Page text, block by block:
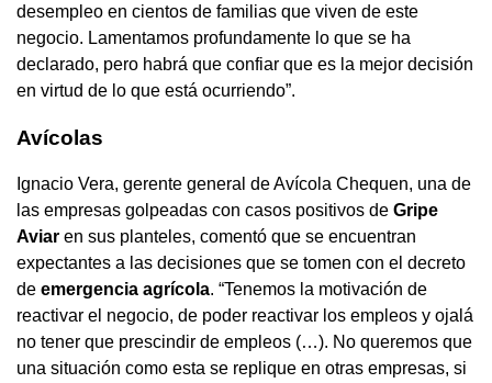
desempleo en cientos de familias que viven de este
negocio. Lamentamos profundamente lo que se ha
declarado, pero habrá que confiar que es la mejor decisión
en virtud de lo que está ocurriendo”.
Avícolas
Ignacio Vera, gerente general de Avícola Chequen, una de
las empresas golpeadas con casos positivos de Gripe
Aviar en sus planteles, comentó que se encuentran
expectantes a las decisiones que se tomen con el decreto
de emergencia agrícola. “Tenemos la motivación de
reactivar el negocio, de poder reactivar los empleos y ojalá
no tener que prescindir de empleos (…). No queremos que
una situación como esta se replique en otras empresas, si